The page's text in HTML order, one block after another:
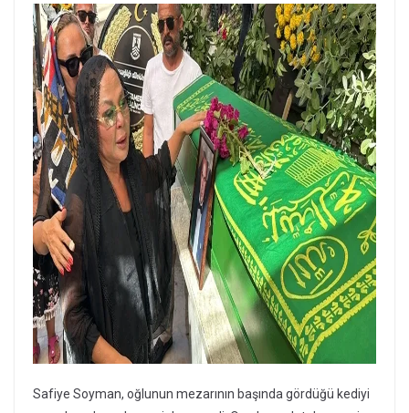
Safiye Soyman, oğlunun mezarının başında gördüğü kediyi